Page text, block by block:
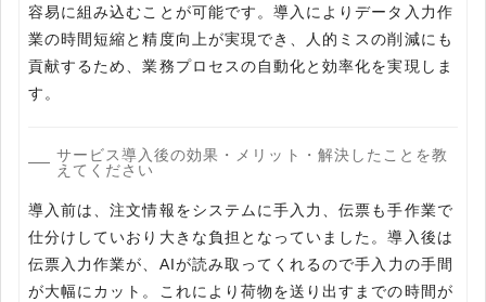
容易に組み込むことが可能です。導入によりデータ入力作
業の時間短縮と精度向上が実現でき、人的ミスの削減にも
貢献するため、業務プロセスの自動化と効率化を実現しま
す。
サービス導入後の効果・メリット・解決したことを教
えてください
導入前は、注文情報をシステムに手入力、伝票も手作業で
仕分けしていおり大きな負担となっていました。導入後は
伝票入力作業が、AIが読み取ってくれるので手入力の手間
が大幅にカット。これにより荷物を送り出すまでの時間が